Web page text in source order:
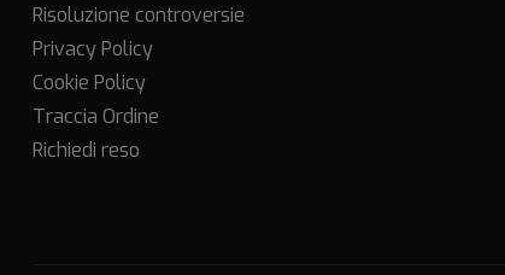
Risoluzione controversie
Privacy Policy
Cookie Policy
Traccia Ordine
Richiedi reso